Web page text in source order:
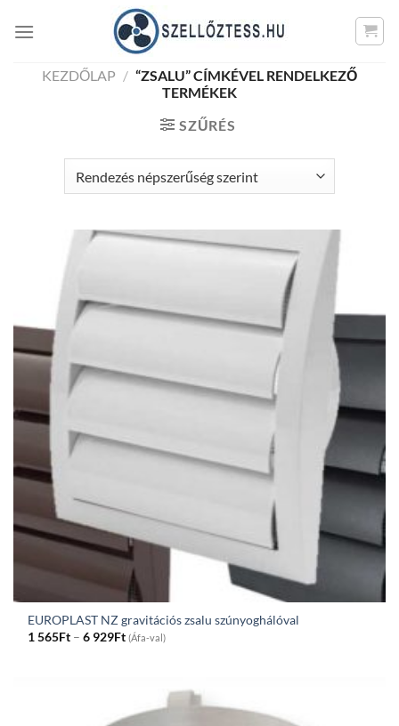
KEZDŐLAP / “ZSALU” CÍMKÉVEL RENDELKEZŐ
TERMÉKEK
SZŰRÉS
EUROPLAST NZ gravitációs zsalu szúnyoghálóval
1 565Ft – 6 929FtPrice
range:
929Ft
(Áfa-val)